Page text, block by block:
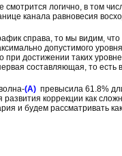
смотрится логично, в том
канала равновесия
справа, то мы видим,
допустимого
при достижении таких
составляющая, то есть
(А) превысила 61.8%
коррекции как
и будем рассматривать